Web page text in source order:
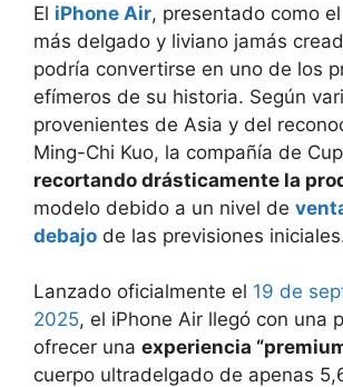
El iPhone Air, presentado como
más delgado y liviano jamás
podría convertirse en uno de los
efímeros de su historia. Según
provenientes de Asia y del
Ming-Chi Kuo, la compañía de
recortando drásticamente la
modelo debido a un nivel de
debajo de las previsiones
Lanzado oficialmente el 19 de
2025, el iPhone Air llegó con una
ofrecer una experiencia
cuerpo ultradelgado de apenas